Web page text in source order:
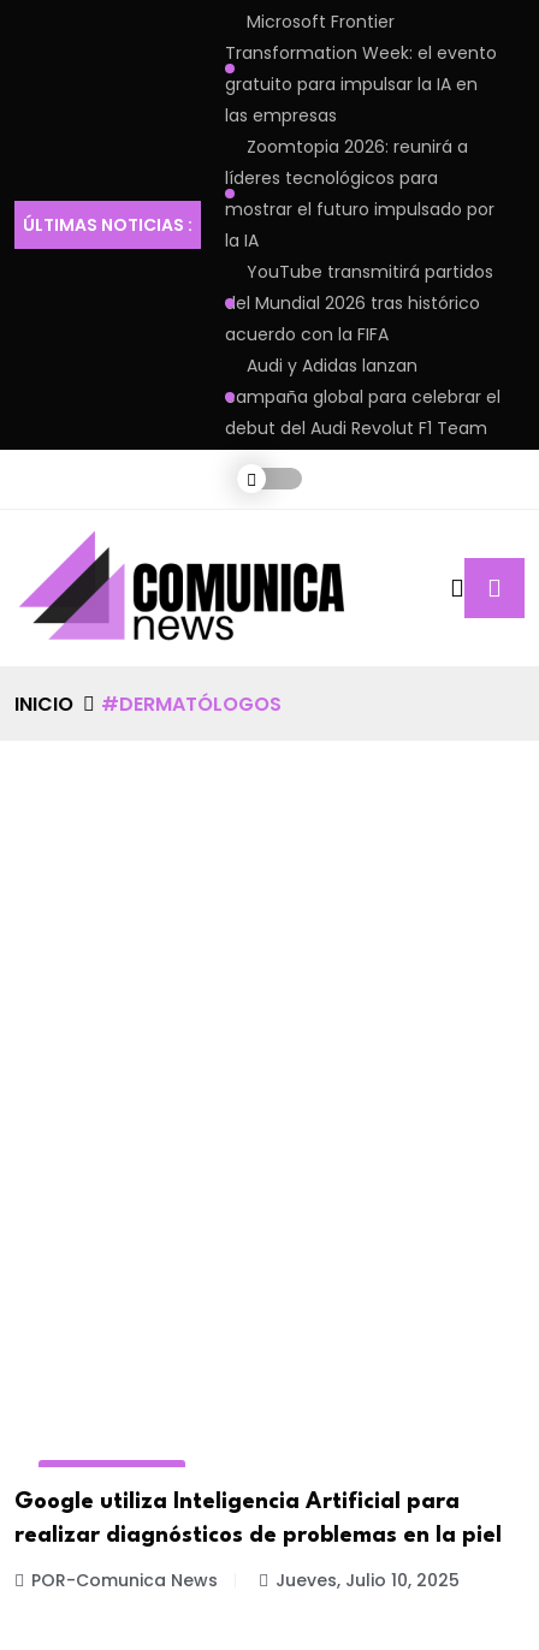
ÚLTIMAS NOTICIAS :
Microsoft Frontier
Transformation Week: el evento
gratuito para impulsar la IA en
las empresas
Zoomtopia 2026: reunirá a
líderes tecnológicos para
mostrar el futuro impulsado por
la IA
YouTube transmitirá partidos
del Mundial 2026 tras histórico
acuerdo con la FIFA
Audi y Adidas lanzan
campaña global para celebrar el
debut del Audi Revolut F1 Team
INICIO #DERMATÓLOGOS
Google utiliza Inteligencia Artificial para
realizar diagnósticos de problemas en la piel
POR-Comunica News Jueves, Julio 10, 2025